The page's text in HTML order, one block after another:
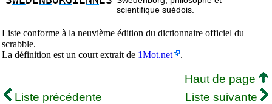
scientifique suédois.
Liste conforme à la neuvième édition du dictionnaire officiel du
scrabble.
La définition est un court extrait de 1Mot.net .
Haut de page
Liste précédente
Liste suivante